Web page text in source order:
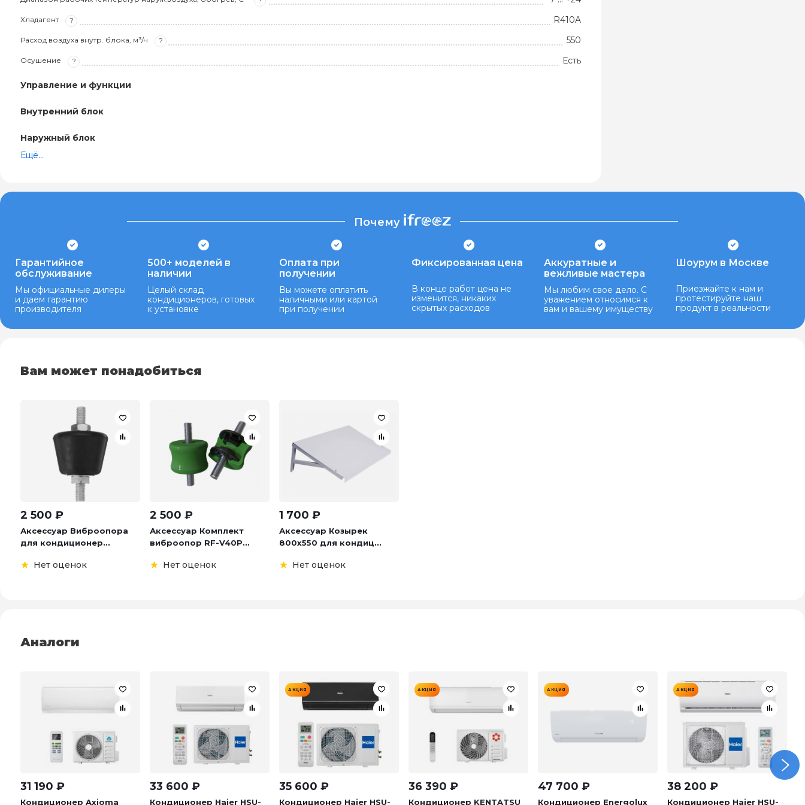
Хладагент ? R410A
Расход воздуха внутр. блока, м³/ч ? 550
Осушение ? Есть
Управление и функции
Внутренний блок
Наружный блок
Ещё...
Почему
Гарантийное
обслуживание
Мы официальные дилеры
и даем гарантию
производителя
500+ моделей в
наличии
Целый склад
кондиционеров, готовых
к установке
Оплата при
получении
Вы можете оплатить
наличными или картой
при получении
Фиксированная цена
В конце работ цена не
изменится, никаких
скрытых расходов
Аккуратные и
вежливые мастера
Мы любим свое дело. С
уважением относимся к
вам и вашему имуществу
Шоурум в Москве
Приезжайте к нам и
протестируйте наш
продукт в реальности
Вам может понадобиться
2 500 ₽
Аксессуар Виброопора
для кондиционер...
Нет оценок
2 500 ₽
Аксессуар Комплект
виброопор RF-V40P...
Нет оценок
1 700 ₽
Аксессуар Козырек
800х550 для кондиц...
Нет оценок
Аналоги
31 190 ₽
Кондиционер Axioma
33 600 ₽
Кондиционер Haier HSU-
АКЦИЯ
35 600 ₽
Кондиционер Haier HSU-
АКЦИЯ
36 390 ₽
Кондиционер KENTATSU
АКЦИЯ
47 700 ₽
Кондиционер Energolux
АКЦИЯ
38 200 ₽
Кондиционер Haier HSU-